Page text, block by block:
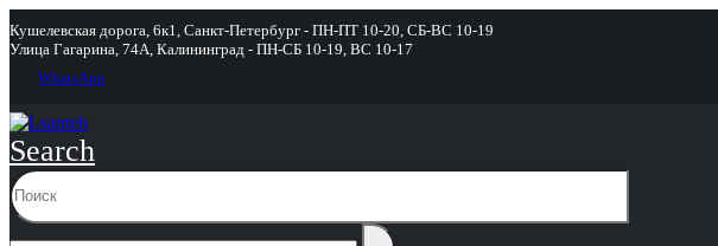
Кушелевская дорога, 6к1, Санкт-Петербург - ПН-ПТ 10-20, СБ-ВС 10-19
Улица Гагарина, 74А, Калининград - ПН-СБ 10-19, ВС 10-17
WhatsApp
Search